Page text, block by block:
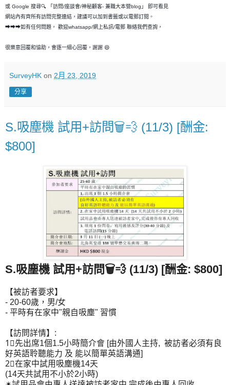
或 Google 搜尋🔍 「訪問/座談會/神秘顧客- 兼職大本營blog」 即可看見
網站內有齊所有訪問完整連結，建議可以加到書籤或以電郵訂閱。
➡➡➡如有任何問題， 歡迎whatsapp/網上私訊/電郵 聯絡我們查詢，
很樂意回覆和恊助，會逐一細心回覆，謝謝 😄
SurveyHK on 2月 23, 2019
分享
S.吸塵機 試用+訪問🗑💨 (11/3) [酬金:
$800]
S.吸塵機 試用+訪問🗑💨 (11/3) [酬金: $800]
【被訪者要求】
- 20-60歲，男/女
- 平時有在家中"親自吸塵" 習慣
【訪問詳情】:
1⃣先出席1個1.5小時簡介會 [由外國人主持, 被訪者必須有良
好英語聆聽能力 及 能以簡單英語溝通]
2⃣在家中試用吸塵機14天
(14天共試用不小於2小時)